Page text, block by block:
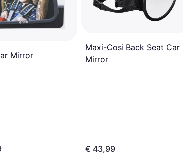
Mirror
Maxi-Cosi Back Seat Car
Mirror
€ 43,99